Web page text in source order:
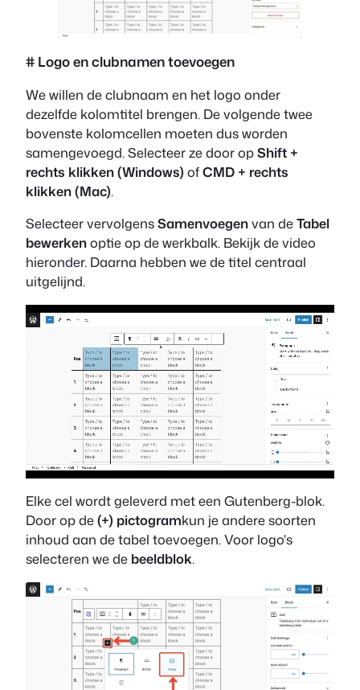
# Logo en clubnamen toevoegen
We willen de clubnaam en het logo onder
dezelfde kolomtitel brengen. De volgende twee
bovenste kolomcellen moeten dus worden
samengevoegd. Selecteer ze door opShift +
rechts klikken (Windows) ofCMD + rechts
klikken (Mac).
Selecteer vervolgensSamenvoegenvan deTabel
bewerkenoptie op de werkbalk. Bekijk de video
hieronder. Daarna hebben we de titel centraal
uitgelijnd.
Elke cel wordt geleverd met een Gutenberg-blok.
Door op de(+) pictogramkun je andere soorten
inhoud aan de tabel toevoegen. Voor logo's
selecteren we de beeldblok.